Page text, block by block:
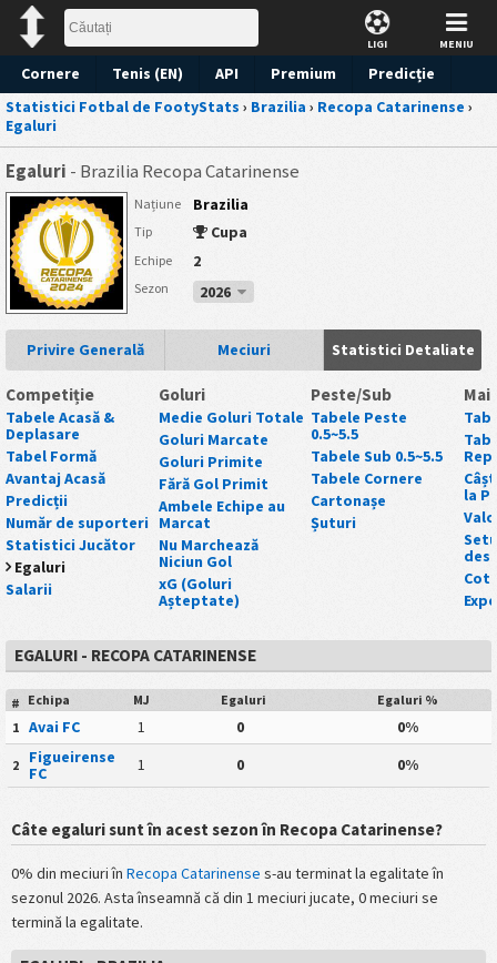
LIGI MENIU
Cornere Tenis (EN) API Premium
Predicție
Statistici Fotbal de FootyStats › Brazilia › Recopa Catarinense ›
Egaluri
Egaluri - Brazilia Recopa Catarinense
Națiune Brazilia
Tip Cupa
Echipe 2
Sezon 2026
Privire Generală Meciuri Statistici Detaliate
Competiție
Tabele Acasă &
Deplasare
Tabel Formă
Avantaj Acasă
Predicții
Număr de suporteri
Statistici Jucător
Egaluri
Salarii
Goluri
Medie Goluri Totale
Goluri Marcate
Goluri Primite
Fără Gol Primit
Ambele Echipe au
Marcat
Nu Marchează
Niciun Gol
xG (Goluri
Așteptate)
Peste/Sub
Tabele Peste
0.5~5.5
Tabele Sub 0.5~5.5
Tabele Cornere
Cartonașe
Șuturi
Mai
la
EGALURI - RECOPA CATARINENSE
# Echipa MJ Egaluri
Egaluri %
1 Avai FC 1 0 0%
2
Figueirense
FC
1 0 0%
Câte egaluri sunt în acest sezon în Recopa Catarinense?
0% din meciuri în Recopa Catarinense s-au terminat la egalitate în
sezonul 2026. Asta înseamnă că din 1 meciuri jucate, 0 meciuri se
termină la egalitate.